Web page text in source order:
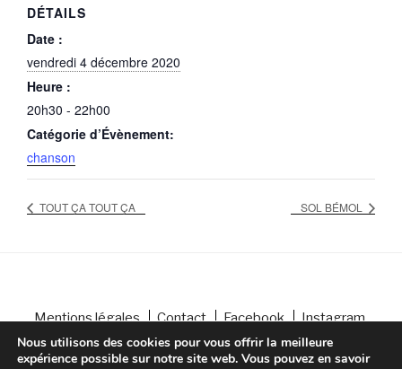
DÉTAILS
Date :
vendredi 4 décembre 2020
Heure :
20h30 - 22h00
Catégorie d’Évènement:
chanson
TOUT ÇA TOUT ÇA SOL BÉMOL
Mentions légales Contact Facebook
Instagram
Conception : Altelis
Nous utilisons des cookies pour vous offrir la meilleure
expérience possible sur notre site web. Vous pouvez en savoir